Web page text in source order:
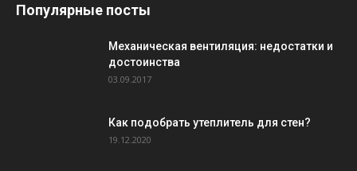
Популярные посты
Механическая вентиляция: недостатки и
достоинства
03.09.2017
Как подобрать утеплитель для стен?
19.12.2020